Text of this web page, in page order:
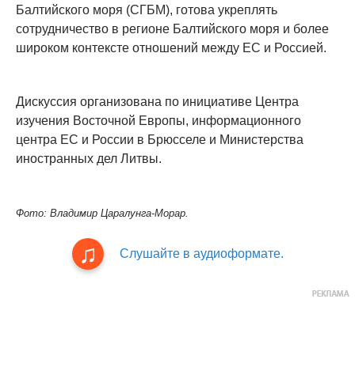
Балтийского моря (СГБМ), готова укреплять
сотрудничество в регионе Балтийского моря и более
широком контексте отношений между ЕС и Россией.
Дискуссия организована по инициативе Центра
изучения Восточной Европы, информационного
центра ЕС и России в Брюсселе и Министерства
иностранных дел Литвы.
Фото: Владимир Царалунга-Морар.
Слушайте в аудиоформате.